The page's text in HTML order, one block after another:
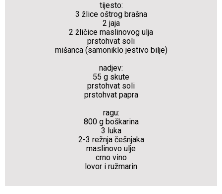
tijesto:
3 žlice oštrog brašna
2 jaja
2 žličice maslinovog ulja
prstohvat soli
mišanca (samoniklo jestivo bilje)
nadjev:
55 g skute
prstohvat soli
prstohvat papra
ragu:
800 g boškarina
3 luka
2-3 režnja češnjaka
maslinovo ulje
crno vino
lovor i ružmarin